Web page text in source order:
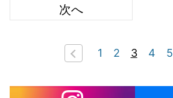
次へ
1 2 3 4 5